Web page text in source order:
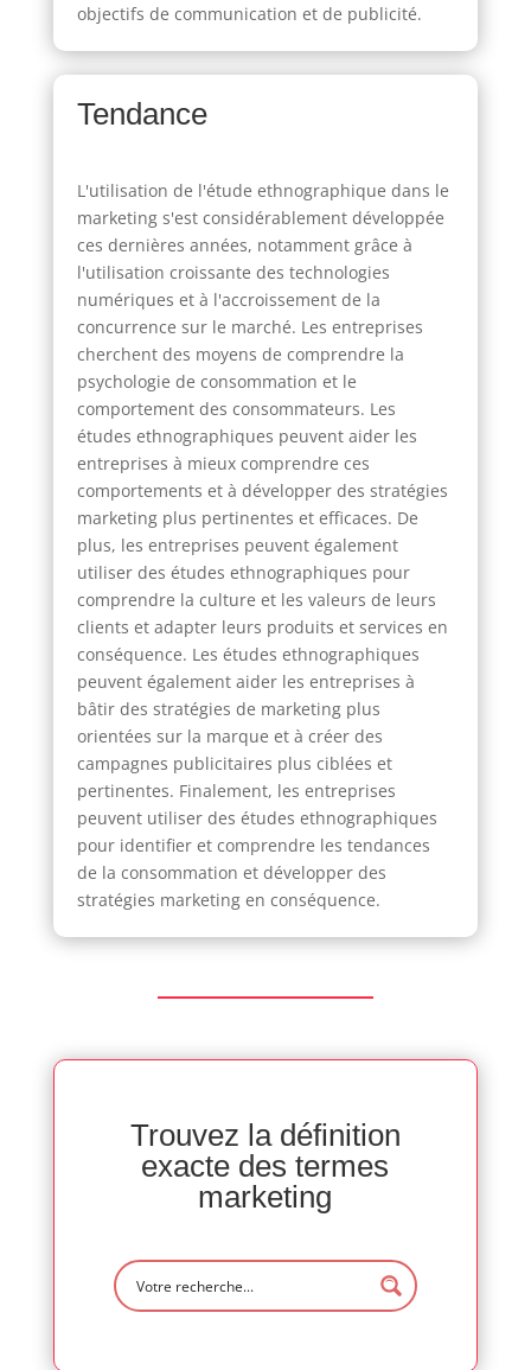
objectifs de communication et de publicité.
Tendance
L'utilisation de l'étude ethnographique dans le
marketing s'est considérablement développée
ces dernières années, notamment grâce à
l'utilisation croissante des technologies
numériques et à l'accroissement de la
concurrence sur le marché. Les entreprises
cherchent des moyens de comprendre la
psychologie de consommation et le
comportement des consommateurs. Les
études ethnographiques peuvent aider les
entreprises à mieux comprendre ces
comportements et à développer des stratégies
marketing plus pertinentes et efficaces. De
plus, les entreprises peuvent également
utiliser des études ethnographiques pour
comprendre la culture et les valeurs de leurs
clients et adapter leurs produits et services en
conséquence. Les études ethnographiques
peuvent également aider les entreprises à
bâtir des stratégies de marketing plus
orientées sur la marque et à créer des
campagnes publicitaires plus ciblées et
pertinentes. Finalement, les entreprises
peuvent utiliser des études ethnographiques
pour identifier et comprendre les tendances
de la consommation et développer des
stratégies marketing en conséquence.
Trouvez la définition
exacte des termes
marketing